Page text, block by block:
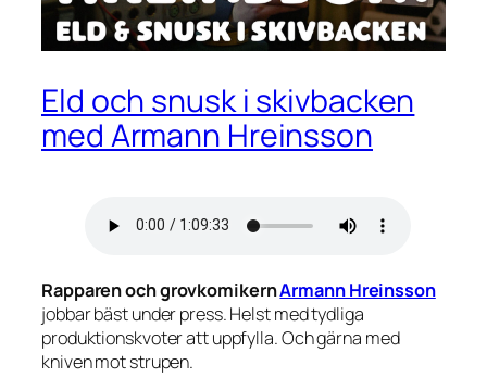
Eld och snusk i skivbacken
med Armann Hreinsson
Rapparen och grovkomikernArmann Hreinsson
jobbar bäst under press. Helst med tydliga
produktionskvoter att uppfylla. Och gärna med
kniven mot strupen.